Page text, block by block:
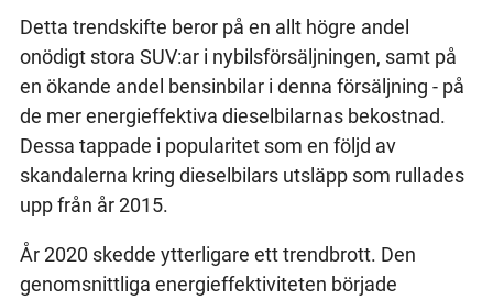
Detta trendskifte beror på en allt högre andel
onödigt stora SUV:ar i nybilsförsäljningen, samt på
en ökande andel bensinbilar i denna försäljning - på
de mer energieffektiva dieselbilarnas bekostnad.
Dessa tappade i popularitet som en följd av
skandalerna kring dieselbilars utsläpp som rullades
upp från år 2015.
År 2020 skedde ytterligare ett trendbrott. Den
genomsnittliga energieffektiviteten började